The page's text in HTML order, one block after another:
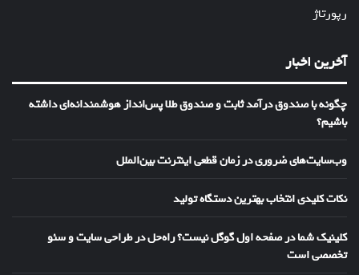
رپورتاژ
آخرین اخبار
چگونه با صندوق درآمد ثابت و صندوق طلا پس‌انداز هوشمندانه‌ای داشته
باشیم؟
وب‌سایت‌های ضروری در زمان قطعی اینترنت بین‌الملل
نکات کلیدی انتخاب بهترین دستگاه تولید
کلینیک شما در صفحه اول گوگل نیست؟ راه‌حل در طراحی سایت و سئو
تخصصی است